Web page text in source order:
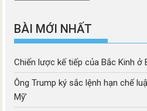
BÀI MỚI NHẤT
Chiến lược kế tiếp của Bắc Kinh ở
Ông Trump ký sắc lệnh hạn chế
Mỹ’